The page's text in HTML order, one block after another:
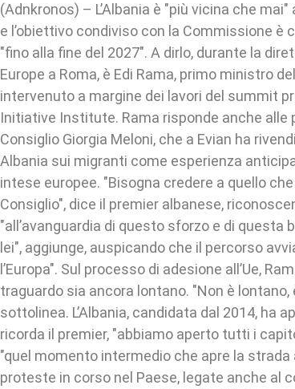
(Adnkronos) – L’Albania è "più vicina che mai"
e l’obiettivo condiviso con la Commissione è
"fino alla fine del 2027". A dirlo, durante la
Europe a Roma, è Edi Rama, primo ministro
intervenuto a margine dei lavori del summit
Initiative Institute. Rama risponde anche alle
Consiglio Giorgia Meloni, che a Evian ha
Albania sui migranti come esperienza
intese europee. "Bisogna credere a quello
Consiglio", dice il premier albanese,
"all’avanguardia di questo sforzo e di questa
lei", aggiunge, auspicando che il percorso
l’Europa". Sul processo di adesione all’Ue,
traguardo sia ancora lontano. "Non è lontano,
sottolinea. L’Albania, candidata dal 2014, ha
ricorda il premier, "abbiamo aperto tutti i
"quel momento intermedio che apre la strada
proteste in corso nel Paese, legate anche al